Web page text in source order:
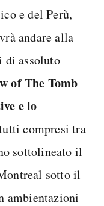
e del Perù,
andare alla
di assoluto
of The Tomb
e lo
compresi tra
sottolineato il
sotto il
ambientazioni